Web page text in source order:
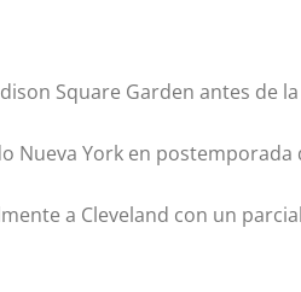
Square Garden antes de
Nueva York en postemporada
a Cleveland con un